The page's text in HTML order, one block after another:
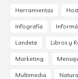
Herramientas
Infografía
Landete Libros y
Marketing
Multimedia